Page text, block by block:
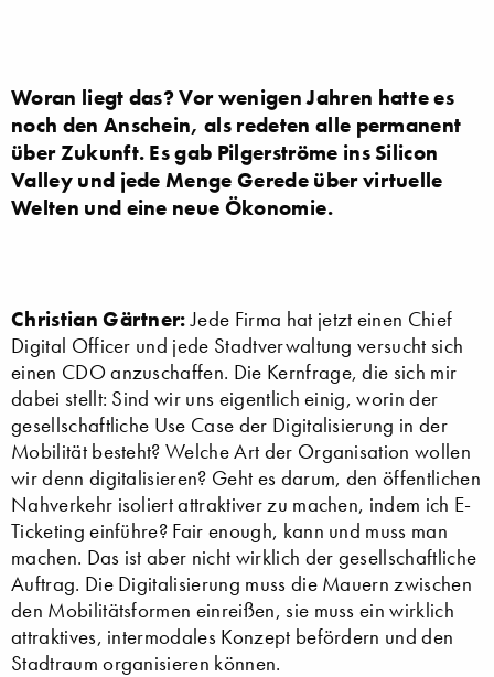
Woran liegt das? Vor wenigen Jahren hatte es
noch den Anschein, als redeten alle permanent
über Zukunft. Es gab Pilgerströme ins Silicon
Valley und jede Menge Gerede über virtuelle
Welten und eine neue Ökonomie.
Christian Gärtner:Jede Firma hat jetzt einen Chief
Digital Officer und jede Stadtverwaltung versucht sich
einen CDO anzuschaffen. Die Kernfrage, die sich mir
dabei stellt: Sind wir uns eigentlich einig, worin der
gesellschaftliche Use Case der Digitalisierung in der
Mobilität besteht? Welche Art der Organisation wollen
wir denn digitalisieren? Geht es darum, den öffentlichen
Nahverkehr isoliert attraktiver zu machen, indem ich E-
Ticketing einführe? Fair enough, kann und muss man
machen. Das ist aber nicht wirklich der gesellschaftliche
Auftrag. Die Digitalisierung muss die Mauern zwischen
den Mobilitätsformen einreißen, sie muss ein wirklich
attraktives, intermodales Konzept befördern und den
Stadtraum organisieren können.